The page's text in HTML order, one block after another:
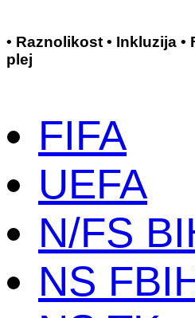
• Raznolikost • Inkluzija •
plej
FIFA
UEFA
N/FS
NS